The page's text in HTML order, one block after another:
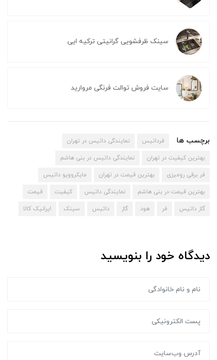
سینک ظرفشویی گرانیتی ترکیه ایی
سایت فروش توالت فرنگی مروارید
برچسب ها فرداتیس نمایندگی داتیس در تهران
بهترین کیفیت در تهران نمایندگی داتیس در بنی هاشم
فر برقی رومیزی بهترین قیمت در تهران مایکروویو داتیس
بهترین قیمت در بنی هاشم نمایندگی داتیس کیفیت قیمت
گاز داتیس فر هود گاز داتیس سینک ایرانیک کالا
دیدگاه خود را بنویسید